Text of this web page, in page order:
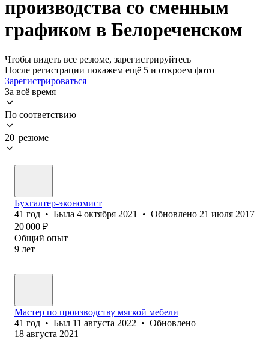
производства со сменным
графиком в Белореченском
Чтобы видеть все резюме, зарегистрируйтесь
После регистрации покажем ещё 5 и откроем фото
Зарегистрироваться
За всё время
По соответствию
20 резюме
Бухгалтер-экономист
41 год • Была 4 октября 2021 • Обновлено 21 июля 2017
20 000 ₽
Общий опыт
9 лет
Мастер по производству мягкой мебели
41 год • Был 11 августа 2022 • Обновлено
18 августа 2021